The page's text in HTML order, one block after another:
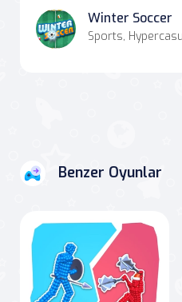
Winter Soccer
Sports,
Benzer Oyunlar